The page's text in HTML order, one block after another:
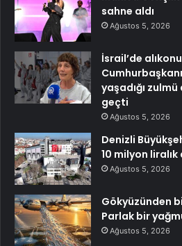
sahne aldı
Ağustos 5, 2026
İsrail’de
yaşadığı
geçti
Ağustos 5, 2026
Denizli
10 milyon
Ağustos 5, 2026
Gökyüzünden
Parlak bir
Ağustos 5, 2026